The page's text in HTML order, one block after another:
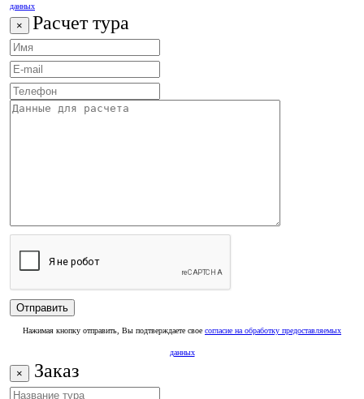
данных
× Расчет тура
Нажимая кнопку отправить, Вы подтверждаете свое согласие на обработку предоставляемых
данных
× Заказ